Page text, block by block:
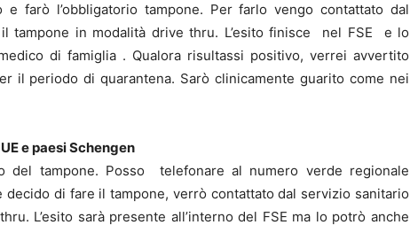
farò l’obbligatorio tampone. Per farlo vengo contattato dal
tampone in modalità drive thru. L’esito finisce nel FSE e lo
di famiglia . Qualora risultassi positivo, verrei avvertito
il periodo di quarantena. Sarò clinicamente guarito come nei
e paesi Schengen
del tampone. Posso telefonare al numero verde regionale
di fare il tampone, verrò contattato dal servizio sanitario
L’esito sarà presente all’interno del FSE ma lo potrò anche